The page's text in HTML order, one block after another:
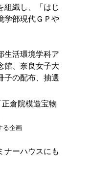
組織し、「はじ
学部現代ＧＰや
生活環境学科ア
館、奈良女子大
子の配布、抽選
正倉院模造宝物
企画
ナーハウスにも